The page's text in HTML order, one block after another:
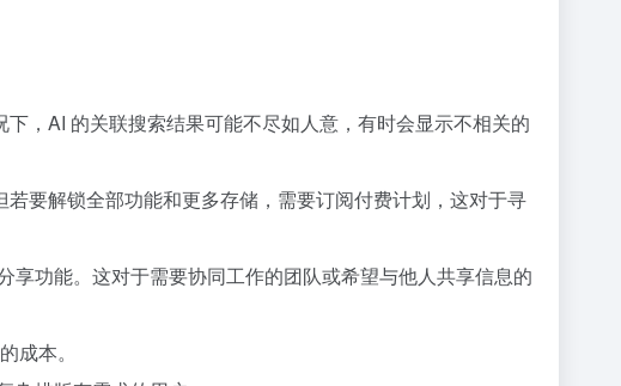
，AI 的关联搜索结果可能不尽如人意，有时会显示不相关的
要解锁全部功能和更多存储，需要订阅付费计划，这对于寻
功能。这对于需要协同工作的团队或希望与他人共享信息的
成本。